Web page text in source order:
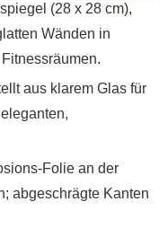
(28 x 28 cm),
Wänden in
aus klarem Glas für
Folie an der
abgeschrägte Kanten